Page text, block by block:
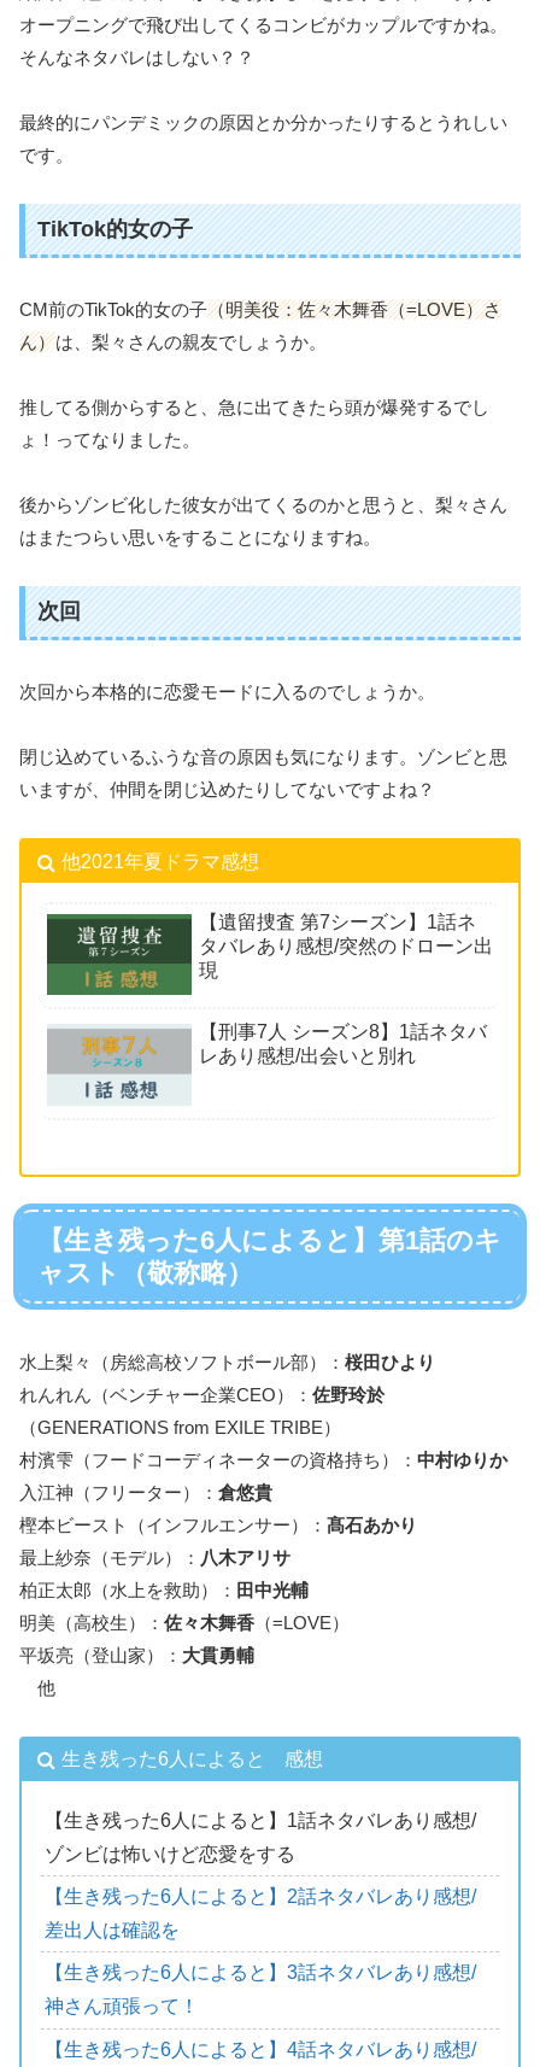
オープニングで飛び出してくるコンビがカップルですかね。
そんなネタバレはしない？？
最終的にパンデミックの原因とか分かったりするとうれしい
です。
TikTok的女の子
CM前のTikTok的女の子（明美役：佐々木舞香（=LOVE）さ
ん）は、梨々さんの親友でしょうか。
推してる側からすると、急に出てきたら頭が爆発するでし
ょ！ってなりました。
後からゾンビ化した彼女が出てくるのかと思うと、梨々さん
はまたつらい思いをすることになりますね。
次回
次回から本格的に恋愛モードに入るのでしょうか。
閉じ込めているふうな音の原因も気になります。ゾンビと思
いますが、仲間を閉じ込めたりしてないですよね？
他2021年夏ドラマ感想
【遺留捜査 第7シーズン】1話ネ
タバレあり感想/突然のドローン出
現
【刑事7人 シーズン8】1話ネタバ
レあり感想/出会いと別れ
【生き残った6人によると】第1話のキ
ャスト（敬称略）
水上梨々（房総高校ソフトボール部）： 桜田ひより
れんれん（ベンチャー企業CEO）： 佐野玲於
（GENERATIONS from EXILE TRIBE）
村濱雫（フードコーディネーターの資格持ち）： 中村ゆりか
入江神（フリーター）： 倉悠貴
樫本ビースト（インフルエンサー）： 髙石あかり
最上紗奈（モデル）： 八木アリサ
柏正太郎（水上を救助）： 田中光輔
明美（高校生）： 佐々木舞香 （=LOVE）
平坂亮（登山家）： 大貫勇輔
他
生き残った6人によると 感想
【生き残った6人によると】1話ネタバレあり感想/
ゾンビは怖いけど恋愛をする
【生き残った6人によると】2話ネタバレあり感想/
差出人は確認を
【生き残った6人によると】3話ネタバレあり感想/
神さん頑張って！
【生き残った6人によると】4話ネタバレあり感想/